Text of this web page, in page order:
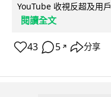
YouTube 收視反超及用
閱讀全文
43 5 ↗ 分享